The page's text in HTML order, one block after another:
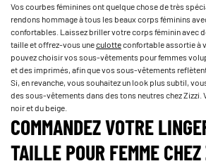
Vos courbes féminines ont quelque chose de très
rendons hommage à tous les beaux corps féminins
confortables. Laissez briller votre corps féminin avec
taille et offrez-vous une ­culotteconfortable assortie à
pouvez choisir vos sous-vêtements pour femmes
et des imprimés, afin que vos sous-vêtements
Si, en revanche, vous souhaitez un look plus subtil,
des sous-vêtements dans des tons neutres chez Zizzi.
noir et du beige.
COMMANDEZ VOTRE
TAILLE POUR FEMME